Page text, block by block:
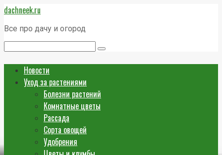
Перейти
к
контенту
dachneek.ru
Все про дачу и огород
Новости
Уход за растениями
Болезни растений
Комнатные цветы
Рассада
Сорта овощей
Удобрения